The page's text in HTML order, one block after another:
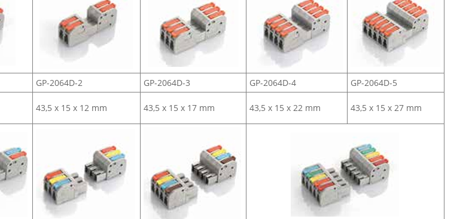
GP-2064D-2 GP-2064D-3 GP-2064D-4
GP-2064D-5
43,5 x 15 x 12 mm 43,5 x 15 x 17 mm 43,5 x 15 x 22 mm 43,5 x 15 x 27 mm